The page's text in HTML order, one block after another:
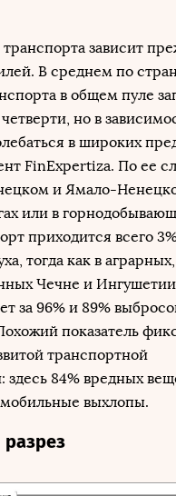
зависит
В среднем по
в общем пуле
но в
в широких
FinExpertiza. По ее
и Ямало-
или в
приходится всего
тогда как в
Чечне и Ингушетии
за 96% и 89%
показатель
транспортной
здесь 84% вредных
выхлопы.